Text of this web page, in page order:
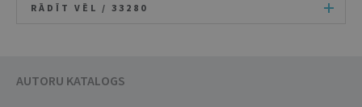
RĀDĪT VĒL / 33280
AUTORU KATALOGS